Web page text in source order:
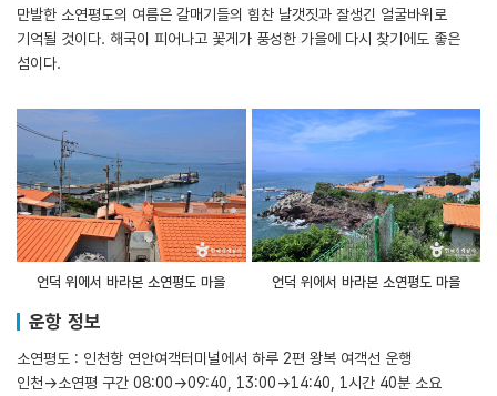
만발한 소연평도의 여름은 갈매기들의 힘찬 날갯짓과 잘생긴 얼굴바위로
기억될 것이다. 해국이 피어나고 꽃게가 풍성한 가을에 다시 찾기에도 좋은
섬이다.
언덕 위에서 바라본 소연평도 마을 언덕 위에서 바라본 소연평도 마을
운항 정보
소연평도 : 인천항 연안여객터미널에서 하루 2편 왕복 여객선 운행
인천→소연평 구간 08:00→09:40, 13:00→14:40, 1시간 40분 소요